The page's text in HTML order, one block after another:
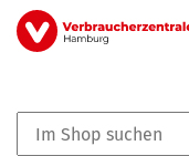
Direkt
zum